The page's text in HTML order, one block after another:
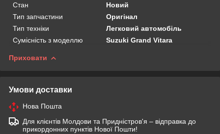
Стан
Новий
Тип запчастини
Оригінал
Тип техніки
Легковий автомобіль
Сумісність з моделлю
Suzuki Grand Vitara
Приховати
Умови доставки
Нова Пошта
Для клієнтів Молдови та Придністров'я – відправка до
прикордонних пунктів Нової Пошти!